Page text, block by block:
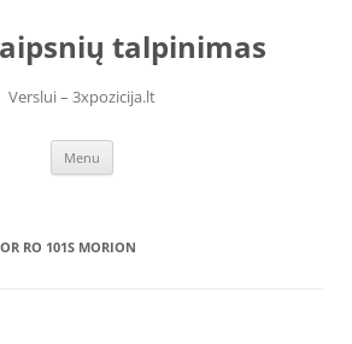
talpinimas
Verslui – 3xpozicija.lt
Menu
RO 101S MORION